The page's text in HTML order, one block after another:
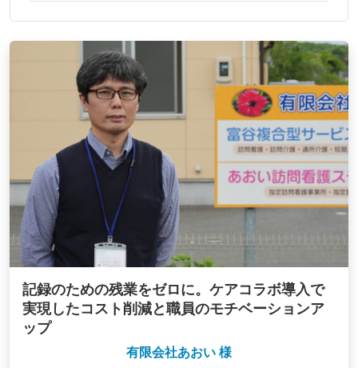
記録のための残業をゼロに。ケアコラボ導入で
実現したコスト削減と職員のモチベーションア
ップ
有限会社あおい 様